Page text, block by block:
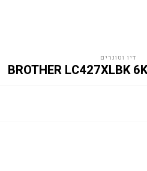
דיו וטונרים